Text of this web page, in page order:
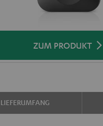
ZUM PRODUKT
LIEFERUMFANG